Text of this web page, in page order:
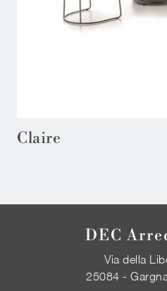
Claire
DEC
Via della
25084 -